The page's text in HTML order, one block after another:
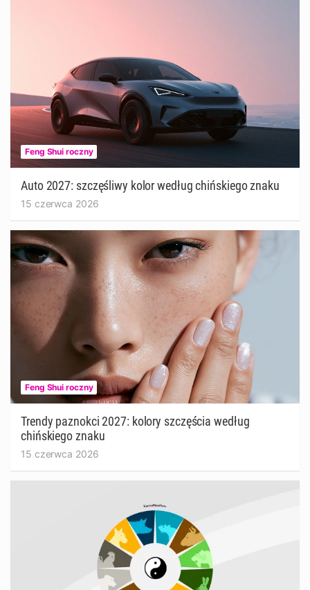
Feng Shui roczny
Auto 2027: szczęśliwy kolor według chińskiego znaku
15 czerwca 2026
Feng Shui roczny
Trendy paznokci 2027: kolory szczęścia według
chińskiego znaku
15 czerwca 2026